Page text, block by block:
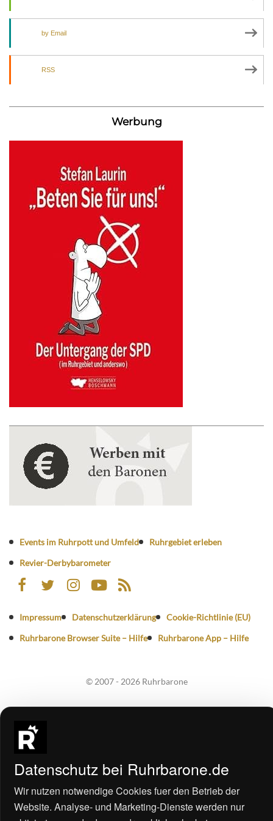
by Email
RSS
Werbung
Events im Ruhrpott und Umfeld
Ruhrgebiet erleben
Revier-Derbybarometer
Impressum Datenschutzerklärung
Cookie-Richtlinie (EU)
Ruhrbarone Browser Suite – Hilfe
Ruhrbarone App – Hilfe
© 2007 - 2026 Ruhrbarone
Datenschutz bei Ruhrbarone.de
Wir nutzen notwendige Cookies fuer den Betrieb der
Website. Analyse- und Marketing-Dienste werden nur